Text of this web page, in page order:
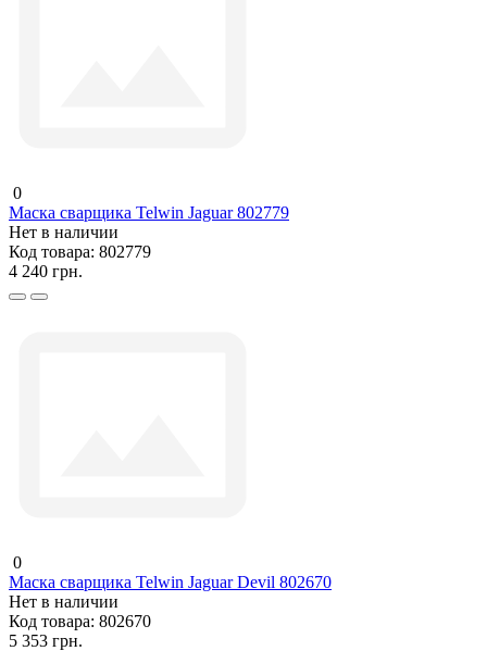
0
Маска сварщика Telwin Jaguar 802779
Нет в наличии
Код товара: 802779
4 240 грн.
0
Маска сварщика Telwin Jaguar Devil 802670
Нет в наличии
Код товара: 802670
5 353 грн.